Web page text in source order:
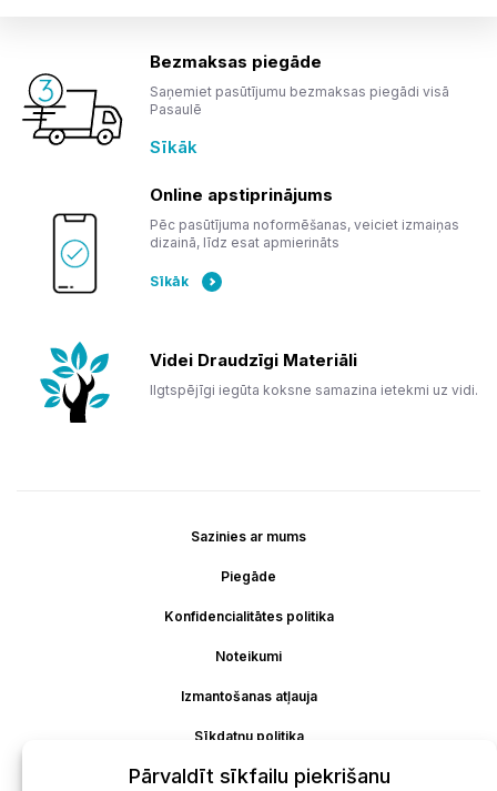
Bezmaksas piegāde
Saņemiet pasūtījumu bezmaksas piegādi visā
Pasaulē
Sīkāk
Online apstiprinājums
Pēc pasūtījuma noformēšanas, veiciet izmaiņas
dizainā, līdz esat apmierināts
Sīkāk
Videi Draudzīgi Materiāli
Ilgtspējīgi iegūta koksne samazina ietekmi uz vidi.
Sazinies ar mums
Piegāde
Konfidencialitātes politika
Noteikumi
Izmantošanas atļauja
Sīkdatņu politika
Atteikšanās
Pārvaldīt sīkfailu piekrišanu